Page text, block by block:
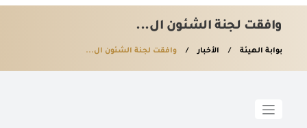
وافقت لجنة الشئون ال...
بوابة الهيئة الأخبار وافقت لجنة الشئون ال...